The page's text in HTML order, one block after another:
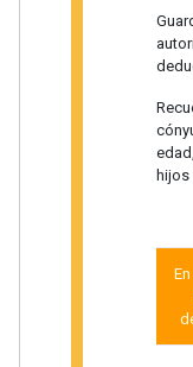
hijos